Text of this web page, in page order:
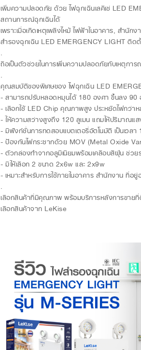
เพิ่มความปลอดภัย ด้วย ไฟฉุกเฉินเลคิเซ่ LED
สถานการณ์ฉุกเฉินได้
เพราะเมื่อเกิดเหตุเพลิงไหม้ ไฟฟ้าในอาคาร, สำนัก
สำรองฉุกเฉิน LED EMERGENCY LIGHT ติด
.
ถือเป็นตัวช่วยในการเพิ่มความปลอดภัยกับเหตุกา
.
คุณสมบัติของพิเศษของ ไฟฉุกเฉิน LED
- สามารถปรับหลอดหมุนได้ 180 องศา ขึ้นลง 90
- เลือกใช้ LED Chip คุณภาพสูง ประหยัดไฟกว่าห
- ให้ความสว่างสูงถึง 120 ลูเมน แถมให้ปริมาณแ
- มีฟังก์ชั่นการทดสอบแบตเตอรี่อัตโนมัติ เป็นเวล
- ป้องกันไฟกระชากด้วย MOV (Metal Oxide
- ตัวกล่องทำจากอลูมิเนียมพร้อมเคลือบสีฝุ่น ช่วย
- มีให้เลือก 2 ขนาด 2x6w และ 2x9w
- เหมาะสำหรับการใช้ภายในอาคาร สำนักงาน ที่
.
เลือกสินค้าที่มีคุณภาพ พร้อมบริการหลังการขายที่
เลือกสินค้าจาก LeKise